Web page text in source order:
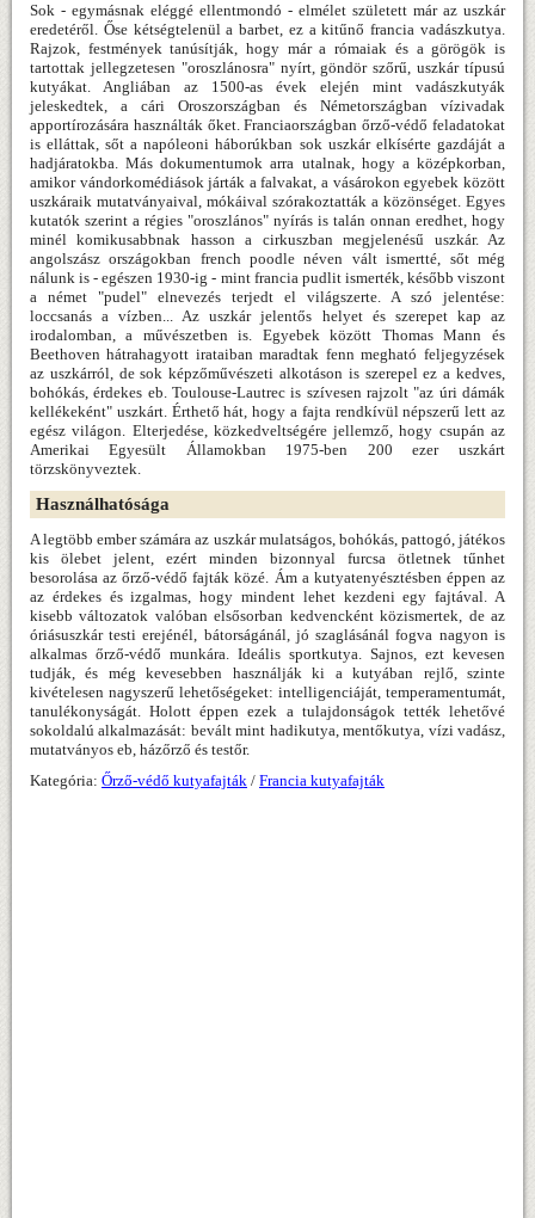
Sok - egymásnak eléggé ellentmondó - elmélet született már az uszkár
eredetéről. Őse kétségtelenül a barbet, ez a kitűnő francia vadászkutya.
Rajzok, festmények tanúsítják, hogy már a rómaiak és a görögök is
tartottak jellegzetesen "oroszlánosra" nyírt, göndör szőrű, uszkár típusú
kutyákat. Angliában az 1500-as évek elején mint vadászkutyák
jeleskedtek, a cári Oroszországban és Németországban vízivadak
apportírozására használták őket. Franciaországban őrző-védő feladatokat
is elláttak, sőt a napóleoni háborúkban sok uszkár elkísérte gazdáját a
hadjáratokba. Más dokumentumok arra utalnak, hogy a középkorban,
amikor vándorkomédiások járták a falvakat, a vásárokon egyebek között
uszkáraik mutatványaival, mókáival szórakoztatták a közönséget. Egyes
kutatók szerint a régies "oroszlános" nyírás is talán onnan eredhet, hogy
minél komikusabbnak hasson a cirkuszban megjelenésű uszkár. Az
angolszász országokban french poodle néven vált ismertté, sőt még
nálunk is - egészen 1930-ig - mint francia pudlit ismerték, később viszont
a német "pudel" elnevezés terjedt el világszerte. A szó jelentése:
loccsanás a vízben... Az uszkár jelentős helyet és szerepet kap az
irodalomban, a művészetben is. Egyebek között Thomas Mann és
Beethoven hátrahagyott irataiban maradtak fenn megható feljegyzések
az uszkárról, de sok képzőművészeti alkotáson is szerepel ez a kedves,
bohókás, érdekes eb. Toulouse-Lautrec is szívesen rajzolt "az úri dámák
kellékeként" uszkárt. Érthető hát, hogy a fajta rendkívül népszerű lett az
egész világon. Elterjedése, közkedveltségére jellemző, hogy csupán az
Amerikai Egyesült Államokban 1975-ben 200 ezer uszkárt
törzskönyveztek.
Használhatósága
A legtöbb ember számára az uszkár mulatságos, bohókás, pattogó, játékos
kis ölebet jelent, ezért minden bizonnyal furcsa ötletnek tűnhet
besorolása az őrző-védő fajták közé. Ám a kutyatenyésztésben éppen az
az érdekes és izgalmas, hogy mindent lehet kezdeni egy fajtával. A
kisebb változatok valóban elsősorban kedvencként közismertek, de az
óriásuszkár testi erejénél, bátorságánál, jó szaglásánál fogva nagyon is
alkalmas őrző-védő munkára. Ideális sportkutya. Sajnos, ezt kevesen
tudják, és még kevesebben használják ki a kutyában rejlő, szinte
kivételesen nagyszerű lehetőségeket: intelligenciáját, temperamentumát,
tanulékonyságát. Holott éppen ezek a tulajdonságok tették lehetővé
sokoldalú alkalmazását: bevált mint hadikutya, mentőkutya, vízi vadász,
mutatványos eb, házőrző és testőr.
Kategória: Őrző-védő kutyafajták / Francia kutyafajták